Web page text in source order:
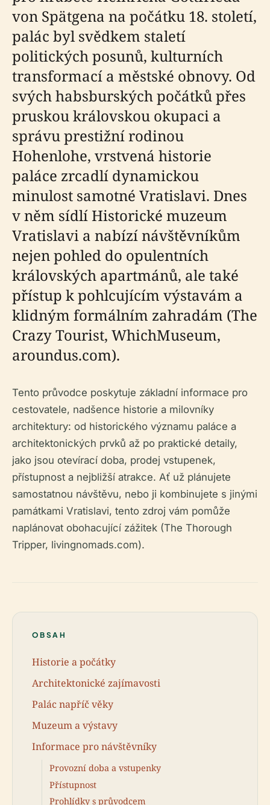
von Spätgena na počátku 18. století,
palác byl svědkem staletí
politických posunů, kulturních
transformací a městské obnovy. Od
svých habsburských počátků přes
pruskou královskou okupaci a
správu prestižní rodinou
Hohenlohe, vrstvená historie
paláce zrcadlí dynamickou
minulost samotné Vratislavi. Dnes
v něm sídlí Historické muzeum
Vratislavi a nabízí návštěvníkům
nejen pohled do opulentních
královských apartmánů, ale také
přístup k pohlcujícím výstavám a
klidným formálním zahradám (The
Crazy Tourist, WhichMuseum,
aroundus.com).
Tento průvodce poskytuje základní informace pro
cestovatele, nadšence historie a milovníky
architektury: od historického významu paláce a
architektonických prvků až po praktické detaily,
jako jsou otevírací doba, prodej vstupenek,
přístupnost a nejbližší atrakce. Ať už plánujete
samostatnou návštěvu, nebo ji kombinujete s jinými
památkami Vratislavi, tento zdroj vám pomůže
naplánovat obohacující zážitek (The Thorough
Tripper, livingnomads.com).
OBSAH
Historie a počátky
Architektonické zajímavosti
Palác napříč věky
Muzeum a výstavy
Informace pro návštěvníky
Provozní doba a vstupenky
Přístupnost
Prohlídky s průvodcem